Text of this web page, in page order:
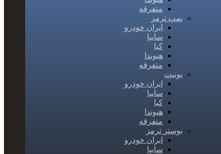
متفرقه
پمپ ترمز
ایران خودرو
سایپا
کیا
هیوندا
متفرقه
یونیت
ایران خودرو
سایپا
کیا
هیوندا
متفرقه
بوستر ترمز
ایران خودرو
سایپا